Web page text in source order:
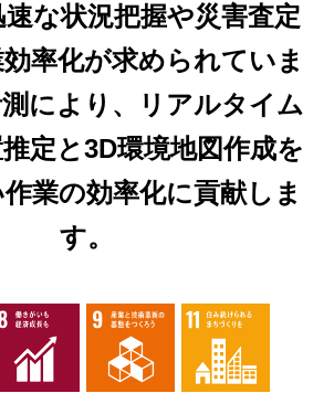
な状況把握や災害査定
率化が求められていま
により、リアルタイム
定と3D環境地図作成を
業の効率化に貢献しま
す。